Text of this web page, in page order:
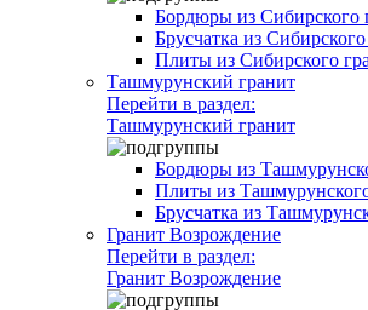
Бордюры из Сибирского
Брусчатка из
Плиты из Сибирского
Ташмурунский гранит
Перейти в раздел:
Ташмурунский гранит
Бордюры из
Плиты из
Брусчатка из
Гранит Возрождение
Перейти в раздел:
Гранит Возрождение